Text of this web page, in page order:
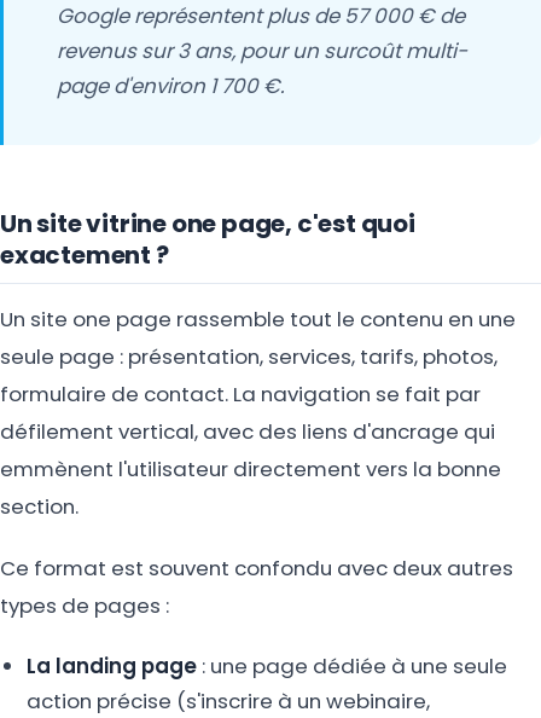
Google représentent plus de 57 000 € de
revenus sur 3 ans, pour un surcoût multi-
page d'environ 1 700 €.
Un site vitrine one page, c'est quoi
exactement ?
Un site one page rassemble tout le contenu en une
seule page : présentation, services, tarifs, photos,
formulaire de contact. La navigation se fait par
défilement vertical, avec des liens d'ancrage qui
emmènent l'utilisateur directement vers la bonne
section.
Ce format est souvent confondu avec deux autres
types de pages :
La landing page : une page dédiée à une seule
action précise (s'inscrire à un webinaire,